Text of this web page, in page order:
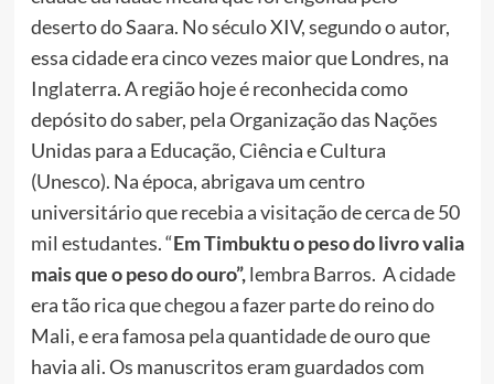
deserto do Saara. No século XIV, segundo o autor,
essa cidade era cinco vezes maior que Londres, na
Inglaterra. A região hoje é reconhecida como
depósito do saber, pela Organização das Nações
Unidas para a Educação, Ciência e Cultura
(Unesco). Na época, abrigava um centro
universitário que recebia a visitação de cerca de 50
mil estudantes. “Em Timbuktu o peso do livro valia
mais que o peso do ouro”,lembra Barros. A cidade
era tão rica que chegou a fazer parte do reino do
Mali, e era famosa pela quantidade de ouro que
havia ali. Os manuscritos eram guardados com